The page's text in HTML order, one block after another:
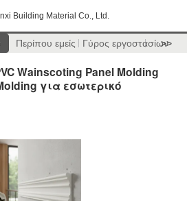
Building Material Co., Ltd.
Περίπου εμείς Γύρος εργοστασίων
>>
Wainscoting Panel Molding
για εσωτερικό